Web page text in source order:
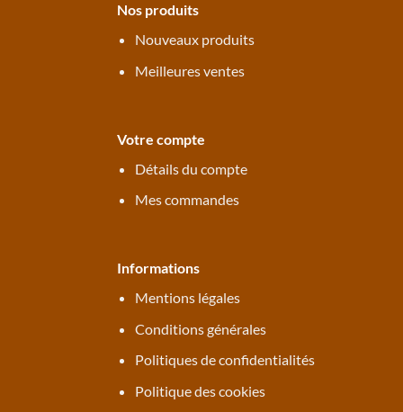
Nos produits
Nouveaux produits
Meilleures ventes
Votre compte
Détails du compte
Mes commandes
Informations
Mentions légales
Conditions générales
Politiques de confidentialités
Politique des cookies